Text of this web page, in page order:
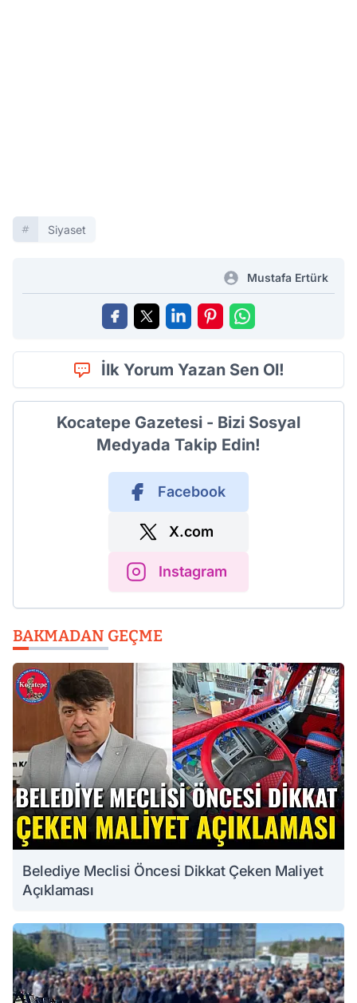
Siyaset
Mustafa Ertürk
İlk Yorum Yazan Sen Ol!
Kocatepe Gazetesi - Bizi Sosyal
Medyada Takip Edin!
Facebook
X.com
Instagram
BAKMADAN GEÇME
Belediye Meclisi Öncesi Dikkat Çeken Maliyet
Açıklaması